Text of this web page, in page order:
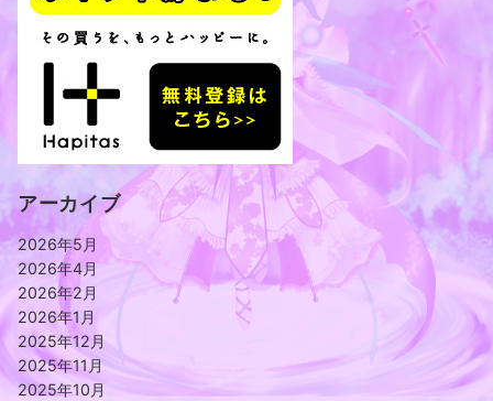
アーカイブ
2026年5月
2026年4月
2026年2月
2026年1月
2025年12月
2025年11月
2025年10月